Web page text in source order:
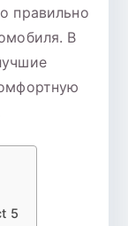
правильно
В
5